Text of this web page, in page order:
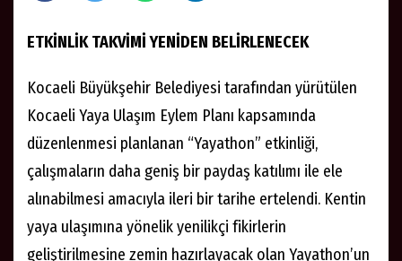
ETKİNLİK TAKVİMİ YENİDEN BELİRLENECEK
Kocaeli Büyükşehir Belediyesi tarafından yürütülen
Kocaeli Yaya Ulaşım Eylem Planı kapsamında
düzenlenmesi planlanan “Yayathon” etkinliği,
çalışmaların daha geniş bir paydaş katılımı ile ele
alınabilmesi amacıyla ileri bir tarihe ertelendi. Kentin
yaya ulaşımına yönelik yenilikçi fikirlerin
geliştirilmesine zemin hazırlayacak olan Yayathon’un